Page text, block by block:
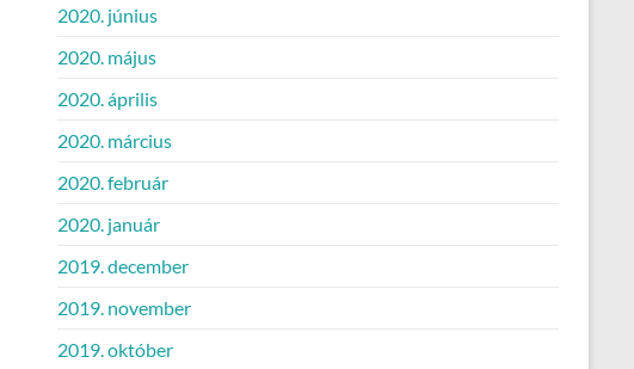
2020. június
2020. május
2020. április
2020. március
2020. február
2020. január
2019. december
2019. november
2019. október